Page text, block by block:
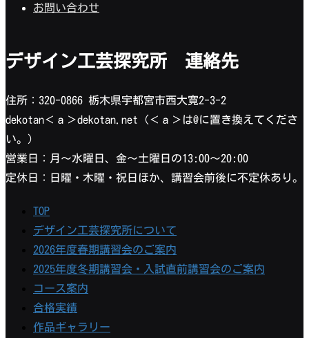
お問い合わせ
デザイン工芸探究所 連絡先
住所：320-0866 栃木県宇都宮市西大寛2-3-2
dekotan＜ａ＞dekotan.net（＜ａ＞は@に置き換えてくださ
い。）
営業日：月〜水曜日、金〜土曜日の13:00〜20:00
定休日：日曜・木曜・祝日ほか、講習会前後に不定休あり。
TOP
デザイン工芸探究所について
2026年度春期講習会のご案内
2025年度冬期講習会・入試直前講習会のご案内
コース案内
合格実績
作品ギャラリー